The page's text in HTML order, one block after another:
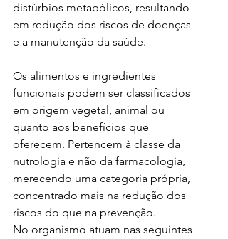
distúrbios metabólicos, resultando
em redução dos riscos de doenças
e a manutenção da saúde.
Os alimentos e ingredientes
funcionais podem ser classificados
em origem vegetal, animal ou
quanto aos benefícios que
oferecem. Pertencem à classe da
nutrologia e não da farmacologia,
merecendo uma categoria própria,
concentrado mais na redução dos
riscos do que na prevenção.
No organismo atuam nas seguintes